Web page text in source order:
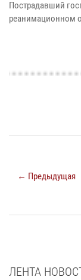
Пострадавший
реанимационном
← Предыдущая
ЛЕНТА